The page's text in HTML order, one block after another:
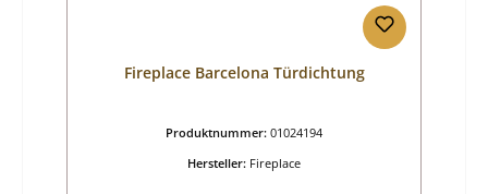
Fireplace Barcelona Türdichtung
Produktnummer: 01024194
Hersteller: Fireplace